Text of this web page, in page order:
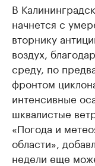
В
начнется с
вторнику
воздух,
среду, по
фронтом
интенсивные
шквалистые
«Погода и
области»,
недели еще